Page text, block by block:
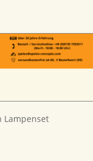
Lampenset